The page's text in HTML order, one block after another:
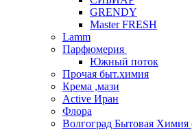
GRENDY
Master FRESH
Lamm
Парфюмерия
Южный поток
Прочая быт.химия
Крема ,мази
Аctive Иран
Флора
Волгоград Бытовая